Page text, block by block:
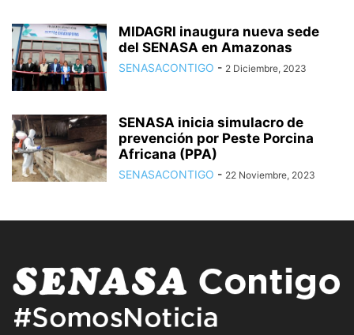
MIDAGRI inaugura nueva sede
del SENASA en Amazonas
SENASACONTIGO - 2 Diciembre, 2023
SENASA inicia simulacro de
prevención por Peste Porcina
Africana (PPA)
SENASACONTIGO - 22 Noviembre, 2023